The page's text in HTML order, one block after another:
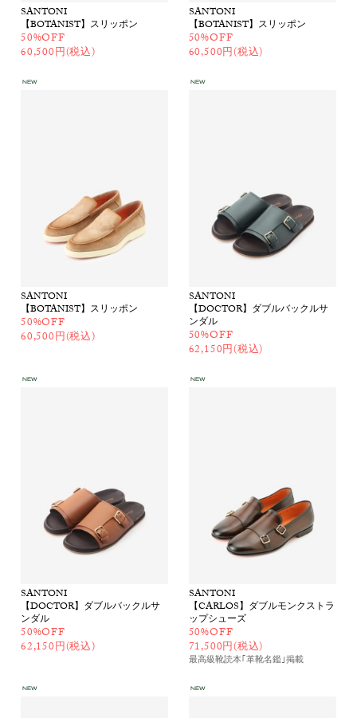
SANTONI
【BOTANIST】スリッポン
50%OFF
60,500円(税込)
SANTONI
【BOTANIST】スリッポン
50%OFF
60,500円(税込)
SANTONI
【BOTANIST】スリッポン
50%OFF
60,500円(税込)
SANTONI
【DOCTOR】ダブルバックルサ
ンダル
50%OFF
62,150円(税込)
SANTONI
【DOCTOR】ダブルバックルサ
ンダル
50%OFF
62,150円(税込)
SANTONI
【CARLOS】ダブルモンクストラ
ップシューズ
50%OFF
71,500円(税込)
最高級靴読本｢革靴名鑑｣掲載